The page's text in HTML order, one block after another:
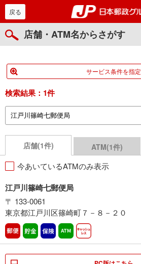
戻る
店舗・ATM名からさがす
サービス条件を指定
検索結果： 1件
店舗(1件) ATM(1件)
今あいているATMのみ表示
江戸川篠崎七郵便局
〒 133-0061
東京都江戸川区篠崎町７－８－２０
郵便 貯金 保険 ATM営業中